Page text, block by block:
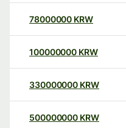
78000000 KRW
100000000 KRW
330000000 KRW
500000000 KRW